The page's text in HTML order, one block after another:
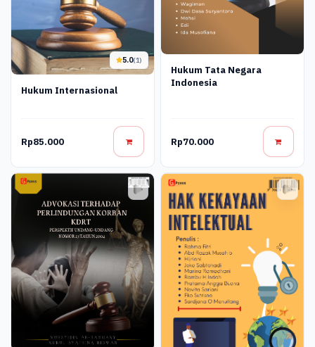
5.0(1)
Hukum Internasional
Rp85.000
Hukum Tata Negara
Indonesia
Rp70.000